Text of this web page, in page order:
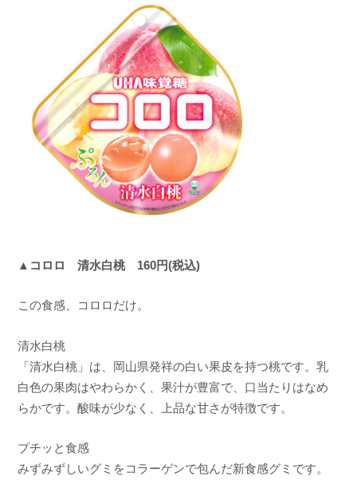
▲コロロ 清水白桃 160円(税込)
この食感、コロロだけ。
清水白桃
「清水白桃」は、岡山県発祥の白い果皮を持つ桃です。乳
白色の果肉はやわらかく、果汁が豊富で、口当たりはなめ
らかです。酸味が少なく、上品な甘さが特徴です。
プチッと食感
みずみずしいグミをコラーゲンで包んだ新食感グミです。